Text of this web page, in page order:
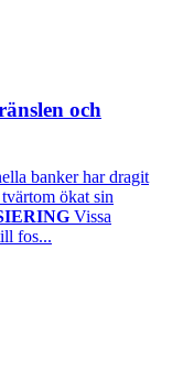
och
banker har dragit
ökat sin
Vissa
fos...